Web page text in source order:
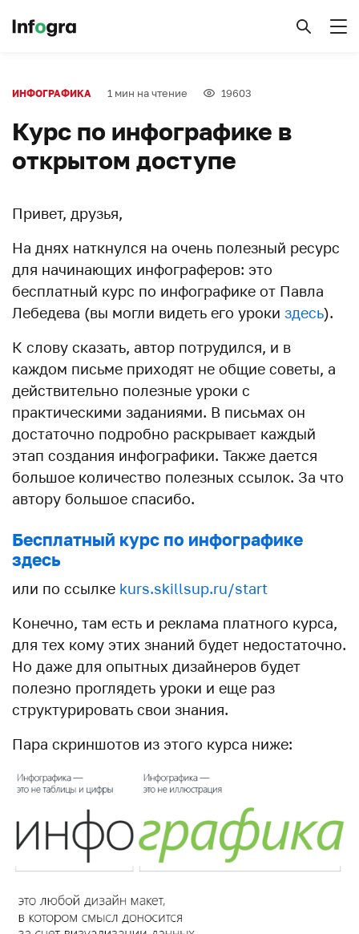
ИНФОГРАФИКА 1 мин на чтение 19603
Курс по инфографике в
открытом доступе
Привет, друзья,
На днях наткнулся на очень полезный ресурс
для начинающих инфограферов: это
бесплатный курс по инфографике от Павла
Лебедева (вы могли видеть его уроки здесь).
К слову сказать, автор потрудился, и в
каждом письме приходят не общие советы, а
действительно полезные уроки с
практическими заданиями. В письмах он
достаточно подробно раскрывает каждый
этап создания инфографики. Также дается
большое количество полезных ссылок. За что
автору большое спасибо.
Бесплатный курс по инфографике
здесь
или по ссылке kurs.skillsup.ru/start
Конечно, там есть и реклама платного курса,
для тех кому этих знаний будет недостаточно.
Но даже для опытных дизайнеров будет
полезно проглядеть уроки и еще раз
структурировать свои знания.
Пара скриншотов из этого курса ниже: